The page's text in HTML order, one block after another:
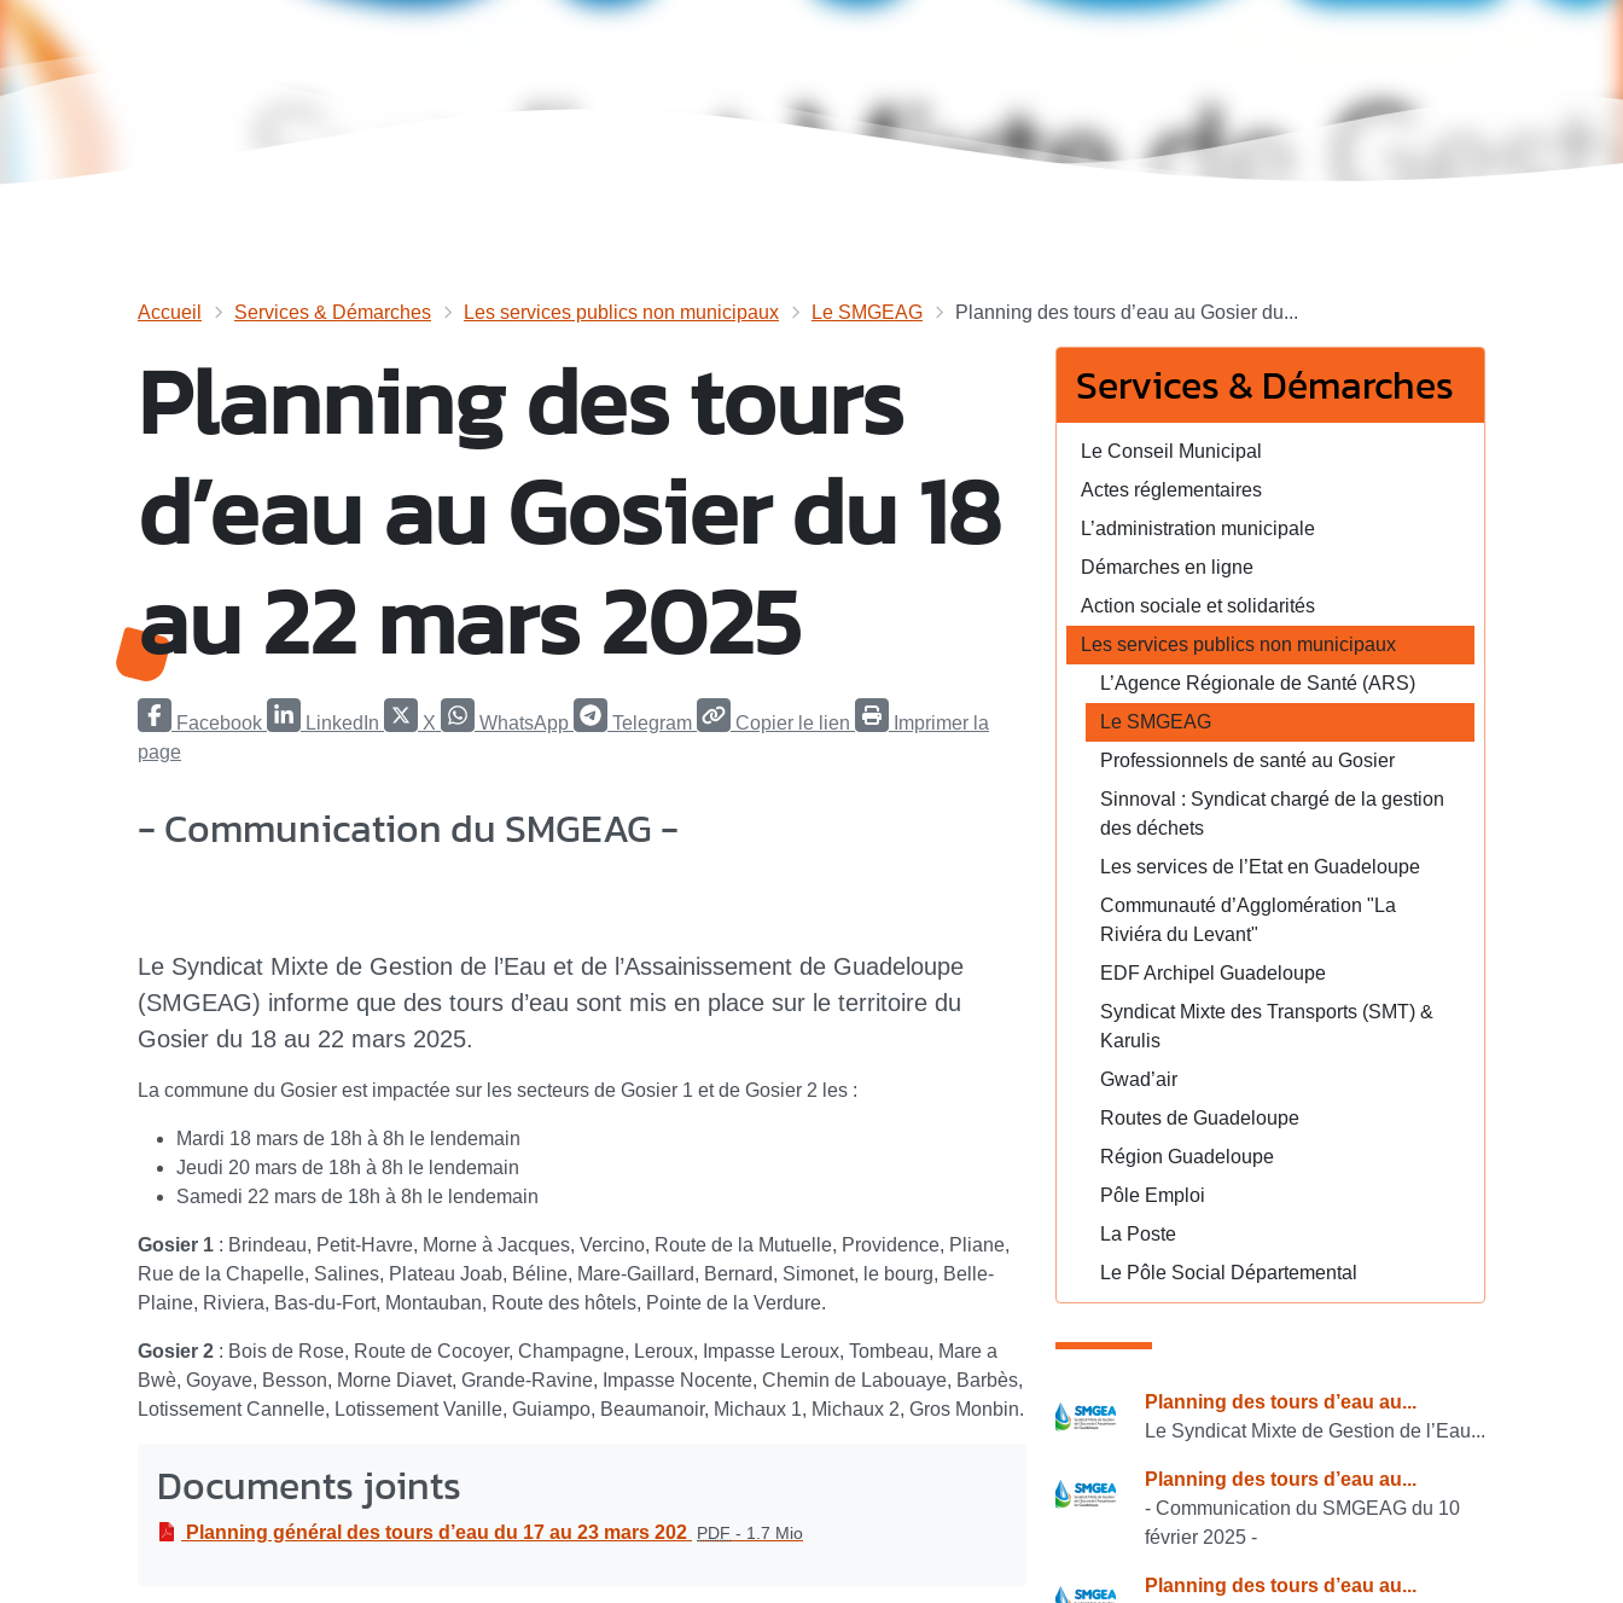
Accueil Services & Démarches Les services publics non municipaux Le SMGEAG Planning des tours d’eau au Gosier du...
Planning des tours
d’eau au Gosier du 18
au 22 mars 2025
Facebook LinkedIn X WhatsApp Telegram Copier le lien
Imprimer la
page
- Communication du SMGEAG -
Le Syndicat Mixte de Gestion de l’Eau et de l’Assainissement de Guadeloupe
(SMGEAG) informe que des tours d’eau sont mis en place sur le territoire du
Gosier du 18 au 22 mars 2025.
La commune du Gosier est impactée sur les secteurs de Gosier 1 et de Gosier 2 les :
Mardi 18 mars de 18h à 8h le lendemain
Jeudi 20 mars de 18h à 8h le lendemain
Samedi 22 mars de 18h à 8h le lendemain
Gosier 1 : Brindeau, Petit-Havre, Morne à Jacques, Vercino, Route de la Mutuelle, Providence, Pliane,
Rue de la Chapelle, Salines, Plateau Joab, Béline, Mare-Gaillard, Bernard, Simonet, le bourg, Belle-
Plaine, Riviera, Bas-du-Fort, Montauban, Route des hôtels, Pointe de la Verdure.
Gosier 2 : Bois de Rose, Route de Cocoyer, Champagne, Leroux, Impasse Leroux, Tombeau, Mare a
Bwè, Goyave, Besson, Morne Diavet, Grande-Ravine, Impasse Nocente, Chemin de Labouaye, Barbès,
Lotissement Cannelle, Lotissement Vanille, Guiampo, Beaumanoir, Michaux 1, Michaux 2, Gros Monbin.
Documents joints
Planning général des tours d’eau du 17 au 23 mars 202 PDF - 1.7 Mio
Services & Démarches
Le Conseil Municipal
Actes réglementaires
L’administration municipale
Démarches en ligne
Action sociale et solidarités
Les services publics non municipaux
L’Agence Régionale de Santé (ARS)
Le SMGEAG
Professionnels de santé au Gosier
Sinnoval : Syndicat chargé de la gestion
des déchets
Les services de l’Etat en Guadeloupe
Communauté d’Agglomération "La
Riviéra du Levant"
EDF Archipel Guadeloupe
Syndicat Mixte des Transports (SMT) &
Karulis
Gwad’air
Routes de Guadeloupe
Région Guadeloupe
Pôle Emploi
La Poste
Le Pôle Social Départemental
Consulter également
Planning des tours d’eau au...
Le Syndicat Mixte de Gestion de l’Eau...
Planning des tours d’eau au...
- Communication du SMGEAG du 10
février 2025 -
Planning des tours d’eau au...